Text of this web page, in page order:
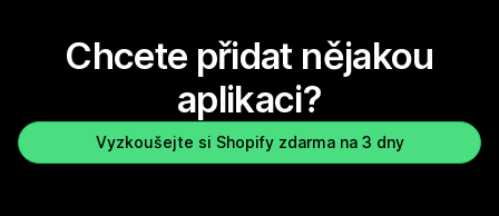
Chcete přidat nějakou
aplikaci?
Vyzkoušejte si Shopify zdarma na 3 dny